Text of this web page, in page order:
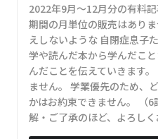
2022年9月～12月分の有料
期間の月単位の販売はあり
えしないような 自閉症息子
学や読んだ本から学んだこ
んだことを伝えていきます
ません。 学業優先のため、
かはお約束できません。 （
解・ご了承のほど、よろしく